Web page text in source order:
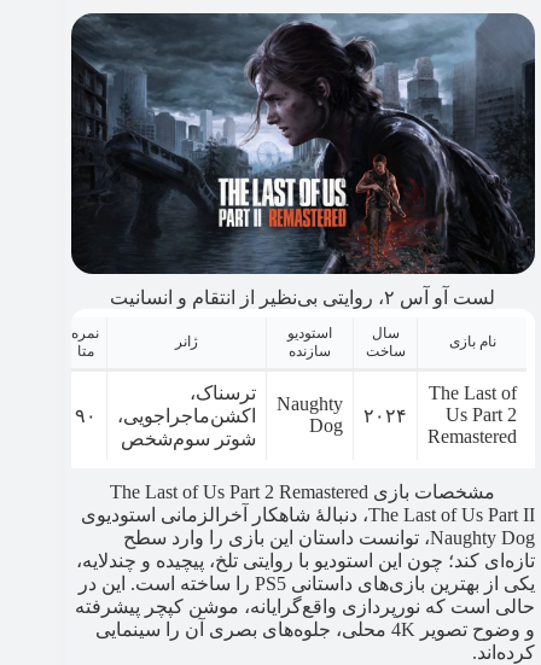
لست آو آس ۲، روایتی بی‌نظیر از انتقام و انسانیت
نام بازی
سال
ساخت
استودیو
سازنده
ژانر
نمره
متا
The Last of
Us Part 2
Remastered
۲۰۲۴
Naughty
Dog
ترسناک،
اکشن‌ماجراجویی،
شوتر سوم‌شخص
۹۰
مشخصات بازی The Last of Us Part 2 Remastered
The Last of Us Part II، دنبالۀ شاهکار آخرالزمانی استودیوی
Naughty Dog، توانست داستان این بازی را وارد سطح
تازه‌ای کند؛ چون این استودیو با روایتی تلخ، پیچیده و چندلایه،
یکی از بهترین بازی‌های داستانی PS5 را ساخته است. این در
حالی است که نورپردازی واقع‌گرایانه، موشن کپچر پیشرفته
و وضوح تصویر 4K محلی، جلوه‌های بصری آن را سینمایی
کرده‌اند.